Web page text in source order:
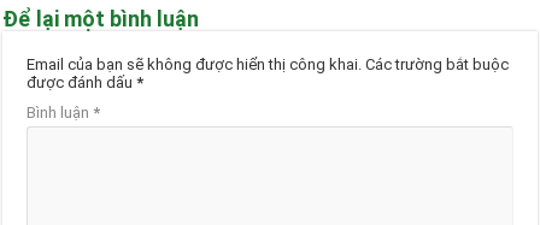
Để lại một bình luận
Email của bạn sẽ không được hiển thị công khai. Các trường bắt buộc
được đánh dấu*
Bình luận*